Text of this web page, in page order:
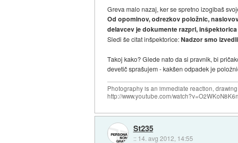
Greva malo nazaj, ker se spretno izogibaš
Od opominov, odrezkov položnic,
delavcev je dokumente razprl,
Sledi še citat inšpektorice:Nadzor smo
Takoj kako? Glede nato da si pravnik, bi
devetič sprašujem - kakšen odpadek je
Photography is an immediate reaction,
http://www.youtube.com/
St235
:: 14. avg 2012, 14:55